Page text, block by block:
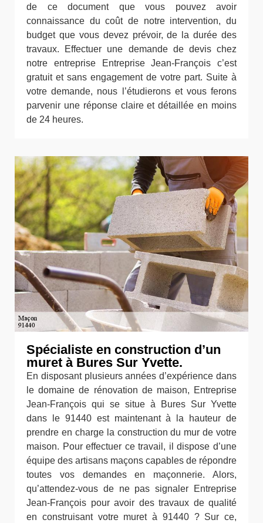
de ce document que vous pouvez avoir
connaissance du coût de notre intervention, du
budget que vous devez prévoir, de la durée des
travaux. Effectuer une demande de devis chez
notre entreprise Entreprise Jean-François c’est
gratuit et sans engagement de votre part. Suite à
votre demande, nous l’étudierons et vous ferons
parvenir une réponse claire et détaillée en moins
de 24 heures.
Spécialiste en construction d’un
muret à Bures Sur Yvette.
En disposant plusieurs années d’expérience dans
le domaine de rénovation de maison, Entreprise
Jean-François qui se situe à Bures Sur Yvette
dans le 91440 est maintenant à la hauteur de
prendre en charge la construction du mur de votre
maison. Pour effectuer ce travail, il dispose d’une
équipe des artisans maçons capables de répondre
toutes vos demandes en maçonnerie. Alors,
qu’attendez-vous de ne pas signaler Entreprise
Jean-François pour avoir des travaux de qualité
en construisant votre muret à 91440 ? Sur ce,